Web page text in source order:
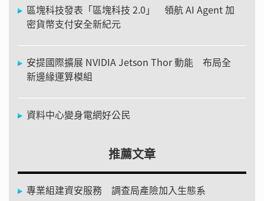
區塊科技發表「區塊科技 2.0」 領航 AI Agent 加
密貨幣支付安全新紀元
安提國際擴展 NVIDIA Jetson Thor 動能 布局全
新邊緣運算模組
資料中心變身電網好公民
推薦文章
專業組建資安服務 調查局產險加入生態系